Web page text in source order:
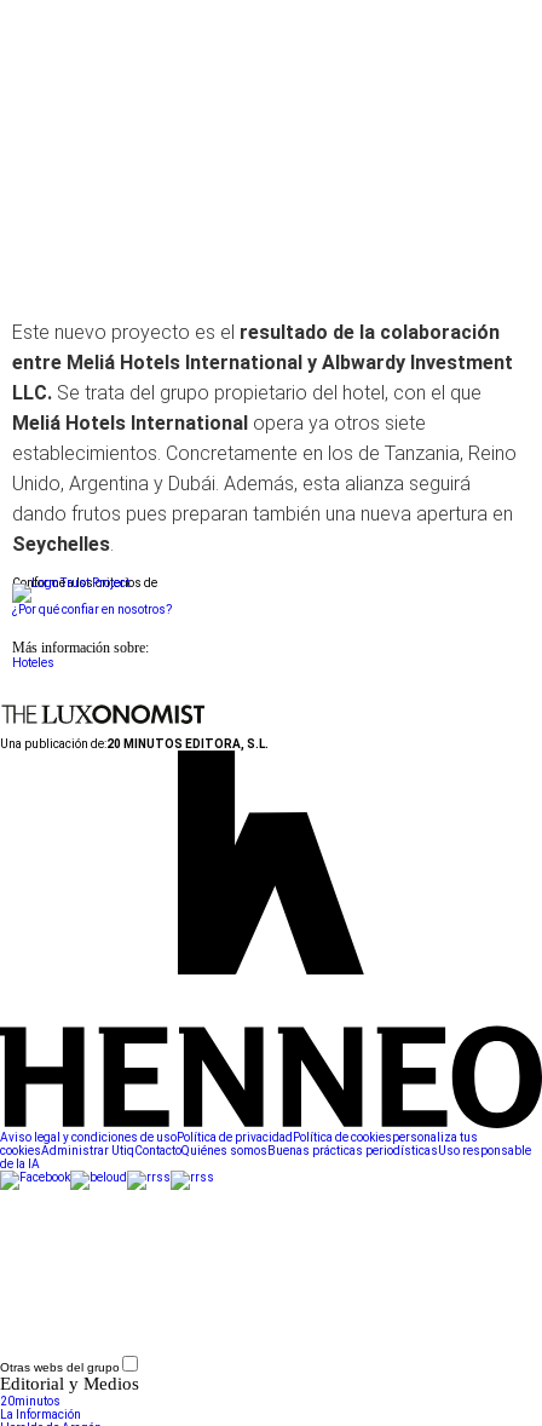
Este nuevo proyecto es el resultado de la colaboración
entre Meliá Hotels International y Albwardy Investment
LLC. Se trata del grupo propietario del hotel, con el que
Meliá Hotels International opera ya otros siete
establecimientos. Concretamente en los de Tanzania, Reino
Unido, Argentina y Dubái. Además, esta alianza seguirá
dando frutos pues preparan también una nueva apertura en
Seychelles.
Conforme a los criterios de
¿Por qué confiar en nosotros?
Más información sobre:
Hoteles
Una publicación de:20 MINUTOS EDITORA, S.L.
Aviso legal y condiciones de usoPolítica de privacidad Política de cookiespersonaliza tus
cookiesAdministrar UtiqContactoQuiénes somos Buenas prácticas periodísticasUso responsable
de la IA
Otras webs del grupo
Editorial y Medios
20minutos
La Información